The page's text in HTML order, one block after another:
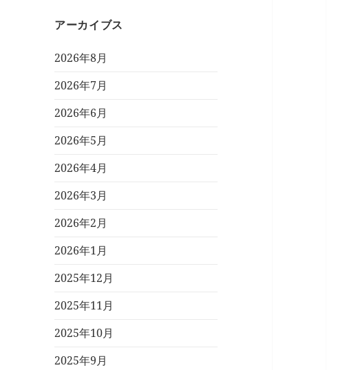
アーカイブス
2026年8月
2026年7月
2026年6月
2026年5月
2026年4月
2026年3月
2026年2月
2026年1月
2025年12月
2025年11月
2025年10月
2025年9月